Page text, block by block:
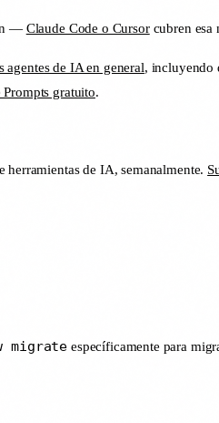
— Claude Code o Cursorcubren esa
agentes de IA en general, incluyendo
gratuito.
herramientas de IA, semanalmente.
migrate específicamente para